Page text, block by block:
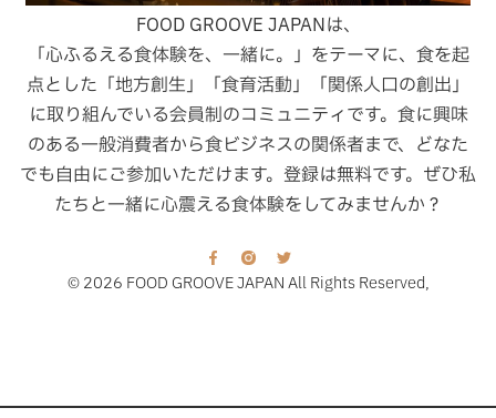
FOOD GROOVE JAPANは、
「心ふるえる食体験を、一緒に。」をテーマに、食を起
点とした「地方創生」「食育活動」「関係人口の創出」
に取り組んでいる会員制のコミュニティです。食に興味
のある一般消費者から食ビジネスの関係者まで、どなた
でも自由にご参加いただけます。登録は無料です。ぜひ私
たちと一緒に心震える食体験をしてみませんか？
© 2026 FOOD GROOVE JAPAN All Rights Reserved,